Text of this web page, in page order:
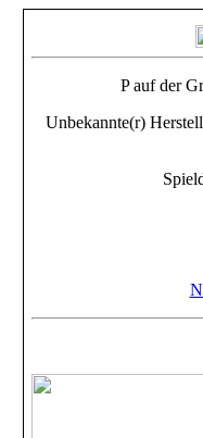
P auf der
Unbekannte(r)